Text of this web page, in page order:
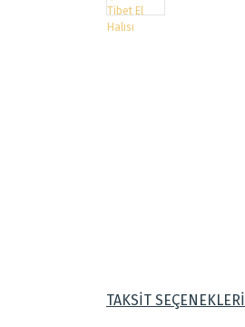
TAKSİT SEÇENEKLERİ